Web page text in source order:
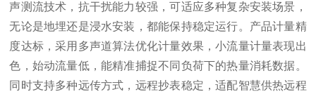
声测流技术，抗干扰能力较强，可适应多种复杂安装场景，
无论是地埋还是浸水安装，都能保持稳定运行。产品计量精
度达标，采用多声道算法优化计量效果，小流量计量表现出
色，始动流量低，能精准捕捉不同负荷下的热量消耗数据。
同时支持多种远传方式，远程抄表稳定，适配智慧供热远程